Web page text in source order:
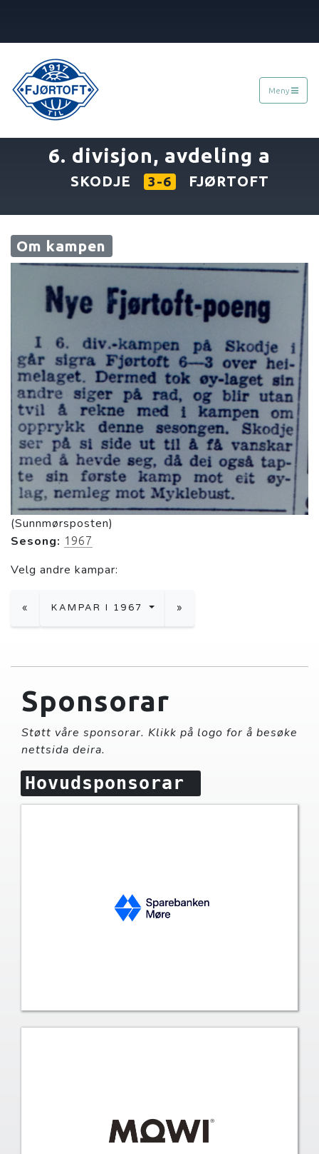
Meny
6. divisjon, avdeling a
SKODJE 3-6 FJØRTOFT
Om kampen
(Sunnmørsposten)
Sesong: 1967
Velg andre kampar:
« KAMPAR I 1967 »
Sponsorar
Støtt våre sponsorar. Klikk på logo for å besøke
nettsida deira.
Hovudsponsorar